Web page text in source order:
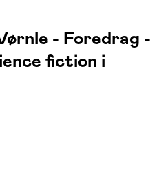
- Foredrag -
fiction i